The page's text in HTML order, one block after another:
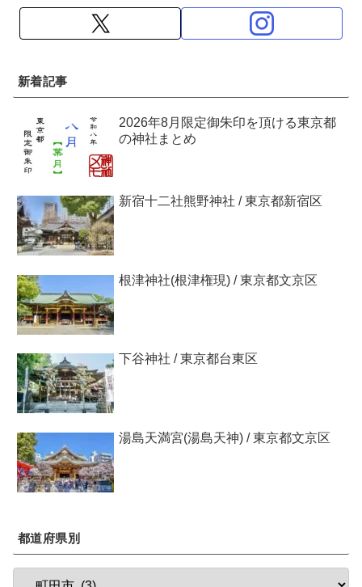
新着記事
2026年8月限定御朱印を頂ける東京都
の神社まとめ
新宿十二社熊野神社 / 東京都新宿区
根津神社(根津権現) / 東京都文京区
下谷神社 / 東京都台東区
湯島天満宮(湯島天神) / 東京都文京区
都道府県別